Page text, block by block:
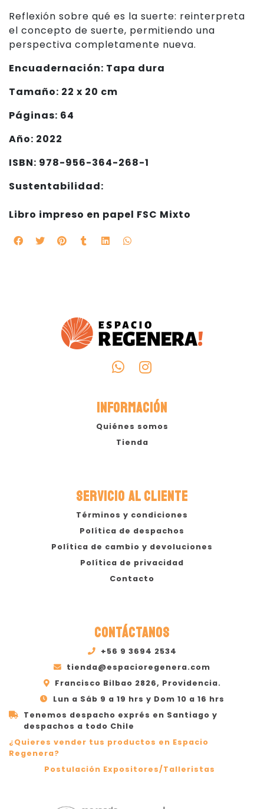
Reflexión sobre qué es la suerte: reinterpreta
el concepto de suerte, permitiendo una
perspectiva completamente nueva.
Encuadernación: Tapa dura
Tamaño: 22 x 20 cm
Páginas: 64
Año: 2022
ISBN: 978-956-364-268-1
Sustentabilidad:
Libro impreso en papel FSC Mixto
INFORMACIÓN
Quiénes somos
Tienda
SERVICIO AL CLIENTE
Términos y condiciones
Política de despachos
Política de cambio y devoluciones
Política de privacidad
Contacto
CONTÁCTANOS
+56 9 3694 2534
tienda@espacioregenera.com
Francisco Bilbao 2826, Providencia.
Lun a Sáb 9 a 19 hrs y Dom 10 a 16 hrs
Tenemos despacho exprés en Santiago y
despachos a todo Chile
¿Quieres vender tus productos en Espacio
Regenera?
Postulación Expositores/Talleristas